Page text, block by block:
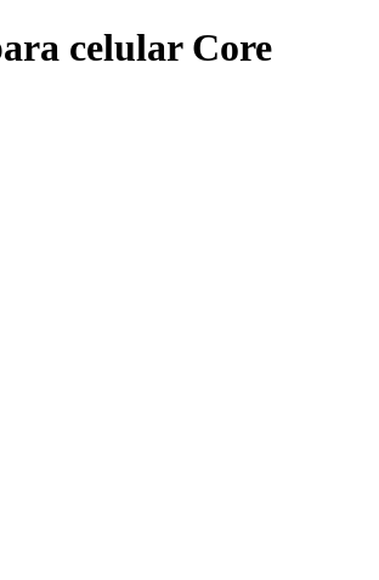
celular Core